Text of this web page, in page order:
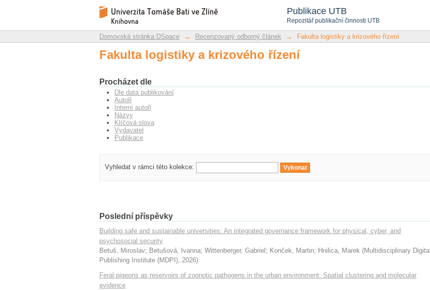
Publikace UTB
Repozitář publikační činnosti UTB
Fakulta logistiky a krizového řízení
Repozitář DSpace/Manakin
Domovská stránka DSpace → Recenzovaný odborný článek → Fakulta logistiky a krizového řízení
Fakulta logistiky a krizového řízení
Procházet dle
Dle data publikování
Autoři
Interní autoři
Názvy
Klíčová slova
Vydavatel
Publikace
Vyhledat v rámci této kolekce:
Poslední příspěvky
Building safe and sustainable universities: An integrated governance framework for physical, cyber, and
psychosocial security
Betuš, Miroslav; Betušová, Ivanna; Wittenberger, Gabriel ; Konček, Martin; Hnilica, Marek (Multidisciplinary Digital
Publishing Institute (MDPI), 2026)
Feral pigeons as reservoirs of zoonotic pathogens in the urban environment: Spatial clustering and molecular
evidence